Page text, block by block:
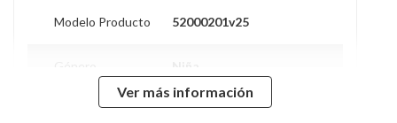
Modelo Producto 52000201v25
52000201v25
Ver más información